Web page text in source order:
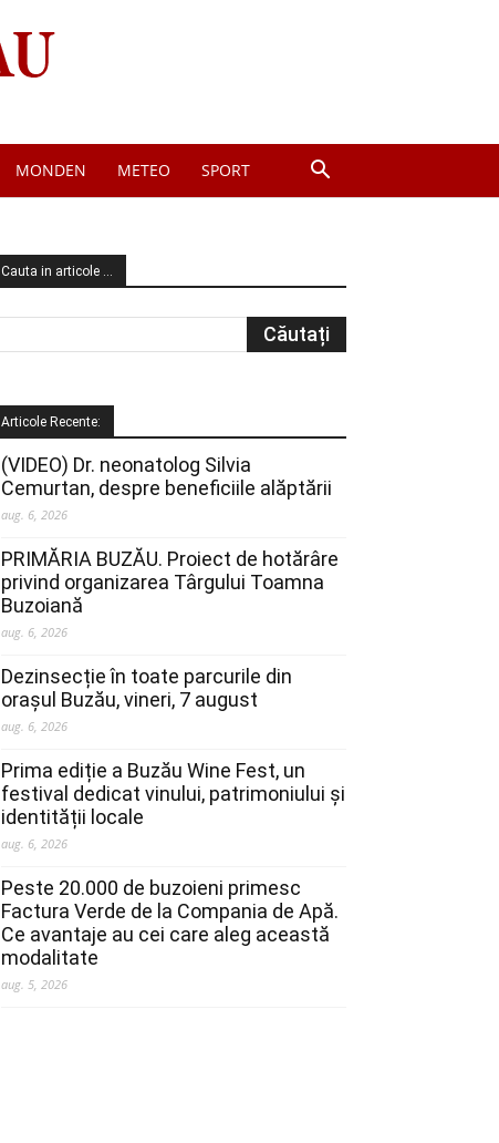
MONDEN METEO SPORT
Cauta in articole …
Articole Recente:
(VIDEO) Dr. neonatolog Silvia
Cemurtan, despre beneficiile alăptării
aug. 6, 2026
PRIMĂRIA BUZĂU. Proiect de hotărâre
privind organizarea Târgului Toamna
Buzoiană
aug. 6, 2026
Dezinsecție în toate parcurile din
orașul Buzău, vineri, 7 august
aug. 6, 2026
Prima ediție a Buzău Wine Fest, un
festival dedicat vinului, patrimoniului și
identității locale
aug. 6, 2026
Peste 20.000 de buzoieni primesc
Factura Verde de la Compania de Apă.
Ce avantaje au cei care aleg această
modalitate
aug. 5, 2026